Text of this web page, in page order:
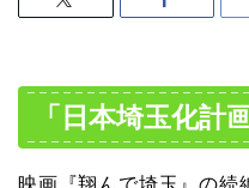
「日本埼玉化計